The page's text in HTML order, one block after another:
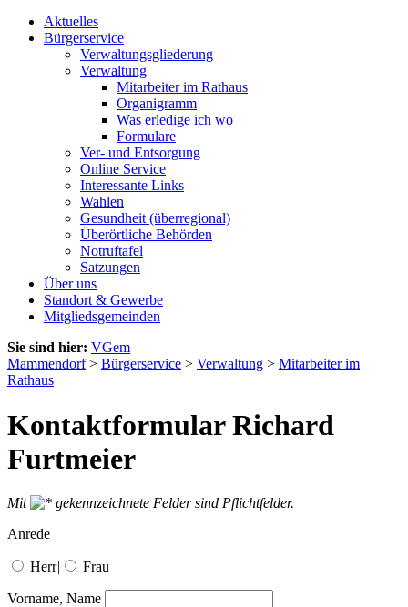
Aktuelles
Bürgerservice
Verwaltungsgliederung
Verwaltung
Mitarbeiter im Rathaus
Organigramm
Was erledige ich wo
Formulare
Ver- und Entsorgung
Online Service
Interessante Links
Wahlen
Gesundheit (überregional)
Überörtliche Behörden
Notruftafel
Satzungen
Über uns
Standort & Gewerbe
Mitgliedsgemeinden
Sie sind hier: VGem
Mammendorf> Bürgerservice > Verwaltung > Mitarbeiter im
Rathaus
Kontaktformular Richard
Furtmeier
Mit
gekennzeichnete Felder sind Pflichtfelder.
Anrede
Herr| Frau
Vorname, Name